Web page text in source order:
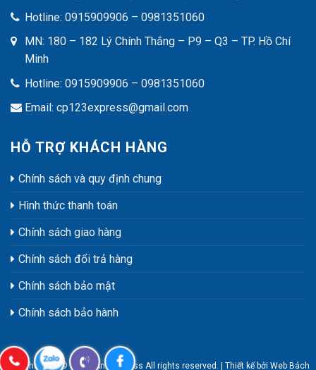
Hotline: 0915909906 – 0981351060
MN: 180 – 182 Lý Chính Thắng – P9 – Q3 – TP. Hồ Chí
Minh
Hotline: 0915909906 – 0981351060
Email: cp123express@gmail.com
HỖ TRỢ KHÁCH HÀNG
Chính sách và quy định chung
Hình thức thanh toán
Chính sách giao hàng
Chính sách đổi trả hàng
Chính sách bảo mật
Chính sách bảo hành
Copyright 2018 © Trang Anh Express All rights reserved. | Thiết kế bởi Web Bách